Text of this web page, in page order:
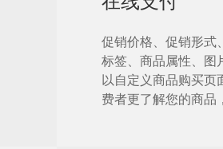
促销价格、促销形式
标签、商品属性、图
以自定义商品购买页
费者更了解您的商品